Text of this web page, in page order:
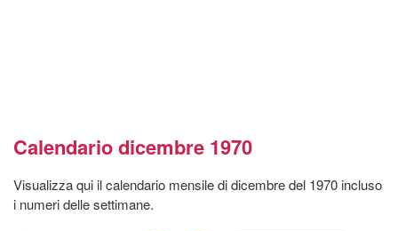
Calendario dicembre 1970
Visualizza qui il calendario mensile di dicembre del 1970 incluso
i numeri delle settimane.